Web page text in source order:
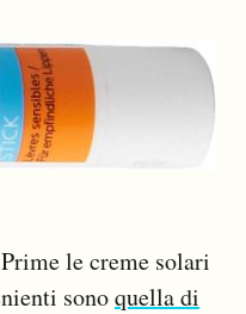
le creme solari
sonoquella di